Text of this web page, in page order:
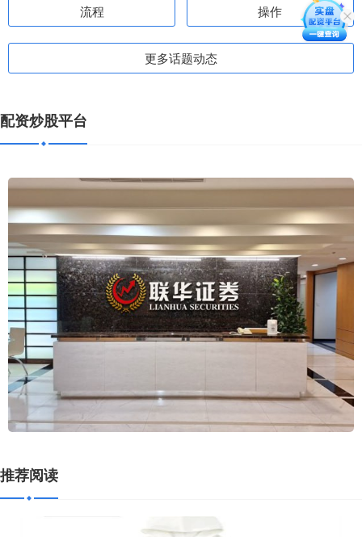
流程 操作
更多话题动态
配资炒股平台
推荐阅读